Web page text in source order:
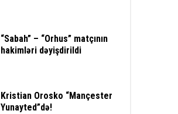
“Sabah” – “Orhus” matçının
hakimləri dəyişdirildi
Kristian Orosko “Mançester
Yunayted”də!